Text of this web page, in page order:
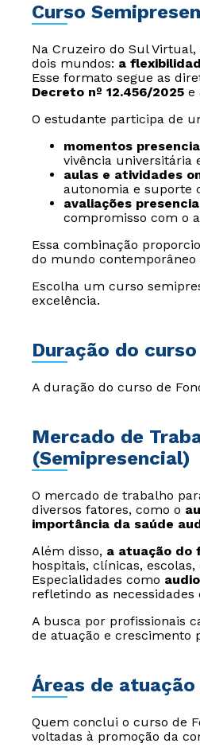
Curso
Na Cruzeiro do Sul
dois mundos: a
Esse formato segue as
Decreto nº 12.456/2025 e
O estudante participa de
momentos
vivência universitária
aulas e atividades
autonomia e suporte
avaliações
compromisso com o
Essa combinação
do mundo contemporâneo
Escolha um curso
excelência.
Duração do
A duração do curso de
Mercado de
(Semipresencial)
O mercado de trabalho
diversos fatores, como o
importância da saúde
Além disso, a atuação do
hospitais, clínicas,
Especialidades como
refletindo as
A busca por profissionais
de atuação e crescimento
Áreas de
Quem conclui o curso de
voltadas à promoção da